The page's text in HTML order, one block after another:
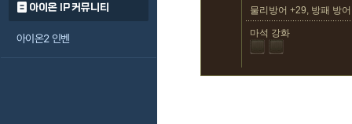
아이온 IP 커뮤니티
아이온2 인벤
물리방어 +29, 방패 방
마석 강화